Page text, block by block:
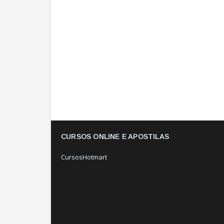
CURSOS ONLINE E APOSTILAS
CursosHotmart